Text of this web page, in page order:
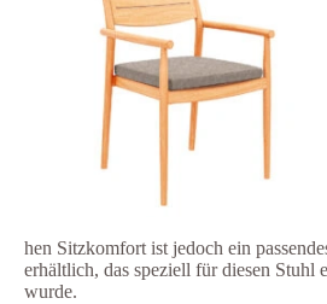
hen Sitzkomfort ist jedoch ein
erhältlich, das speziell für diesen Stuhl
wurde.